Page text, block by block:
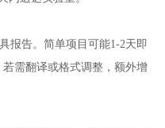
报告。简单项目可能1-2天即
需翻译或格式调整，额外增